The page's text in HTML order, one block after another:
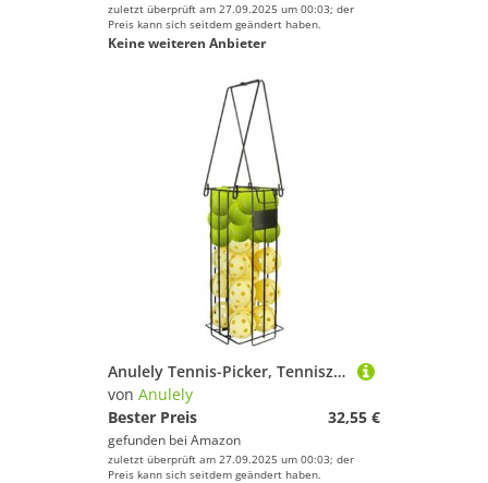
zuletzt überprüft am 27.09.2025 um 00:03; der
Preis kann sich seitdem geändert haben.
Keine weiteren Anbieter
Anulely Tennis-Picker, Tenniszubehör, ergonomischer Sammler, große Kapazität, tragbar, für Training, Training, Volleyballplatz, Softball, Baseball
von Anulely
Bester Preis
32,55 €
gefunden bei Amazon
zuletzt überprüft am 27.09.2025 um 00:03; der
Preis kann sich seitdem geändert haben.